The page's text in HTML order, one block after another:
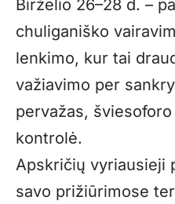
Birželio 26–28 d. –
chuliganiško
lenkimo, kur tai
važiavimo per
pervažas,
kontrolė.
Apskričių vyriausieji
savo prižiūrimose